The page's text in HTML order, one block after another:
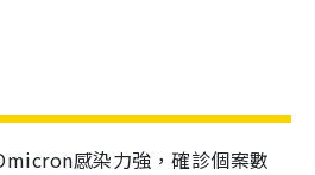
感染力強，確診個案數